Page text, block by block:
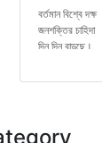
বর্তমান বিশ্বে দক্ষ
জনশক্তির চাহিদা
দিন দিন বাড়ছে।
হাজার হাজার মানুষ